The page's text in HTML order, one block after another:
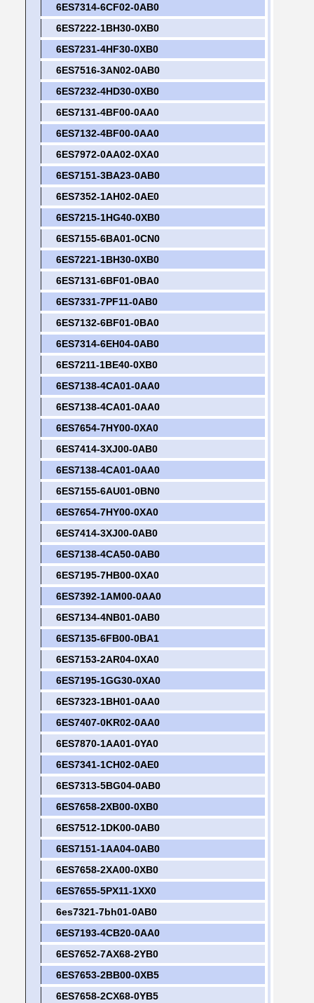
Оставьте сообщение
Мы скоро тебе перезвоним!
Отправить
6ES7314-6CF02-0AB0
6ES7222-1BH30-0XB0
6ES7231-4HF30-0XB0
6ES7516-3AN02-0AB0
6ES7232-4HD30-0XB0
6ES7131-4BF00-0AA0
6ES7132-4BF00-0AA0
6ES7972-0AA02-0XA0
6ES7151-3BA23-0AB0
6ES7352-1AH02-0AE0
6ES7215-1HG40-0XB0
6ES7155-6BA01-0CN0
6ES7221-1BH30-0XB0
6ES7131-6BF01-0BA0
6ES7331-7PF11-0AB0
6ES7132-6BF01-0BA0
6ES7314-6EH04-0AB0
6ES7211-1BE40-0XB0
6ES7138-4CA01-0AA0
6ES7138-4CA01-0AA0
6ES7654-7HY00-0XA0
6ES7414-3XJ00-0AB0
6ES7138-4CA01-0AA0
6ES7155-6AU01-0BN0
6ES7654-7HY00-0XA0
6ES7414-3XJ00-0AB0
6ES7138-4CA50-0AB0
6ES7195-7HB00-0XA0
6ES7392-1AM00-0AA0
6ES7134-4NB01-0AB0
6ES7135-6FB00-0BA1
6ES7153-2AR04-0XA0
6ES7195-1GG30-0XA0
6ES7323-1BH01-0AA0
6ES7407-0KR02-0AA0
6ES7870-1AA01-0YA0
6ES7341-1CH02-0AE0
6ES7313-5BG04-0AB0
6ES7658-2XB00-0XB0
6ES7512-1DK00-0AB0
6ES7151-1AA04-0AB0
6ES7658-2XA00-0XB0
6ES7655-5PX11-1XX0
6es7321-7bh01-0AB0
6ES7193-4CB20-0AA0
6ES7652-7AX68-2YB0
6ES7653-2BB00-0XB5
6ES7658-2CX68-0YB5